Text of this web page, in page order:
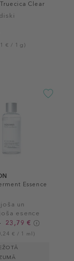
Clear
€ / 1 g)
Essence
un
esence
23,79 €
€ / 1 ml)